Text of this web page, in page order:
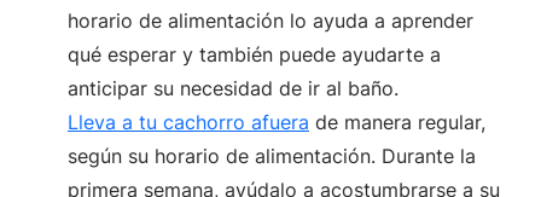
horario de alimentación lo ayuda a aprender
qué esperar y también puede ayudarte a
anticipar su necesidad de ir al baño.
Lleva a tu cachorro afuera de manera regular,
según su horario de alimentación. Durante la
primera semana, ayúdalo a acostumbrarse a su